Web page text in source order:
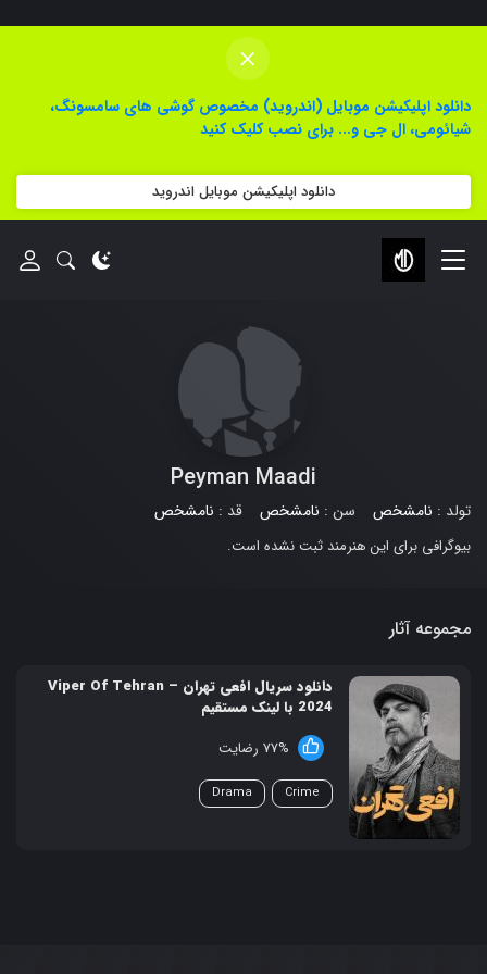
×
دانلود اپلیکیشن موبایل (اندروید) مخصوص گوشی های سامسونگ،
شیائومی، ال جی و... برای نصب کلیک کنید
دانلود اپلیکیشن موبایل اندروید
Peyman Maadi
تولد : نامشخص سن : نامشخص قد : نامشخص
بیوگرافی برای این هنرمند ثبت نشده است.
مجموعه آثار
دانلود سریال افعی تهران – Viper Of Tehran
2024 با لینک مستقیم
77% رضایت
Crime
Drama